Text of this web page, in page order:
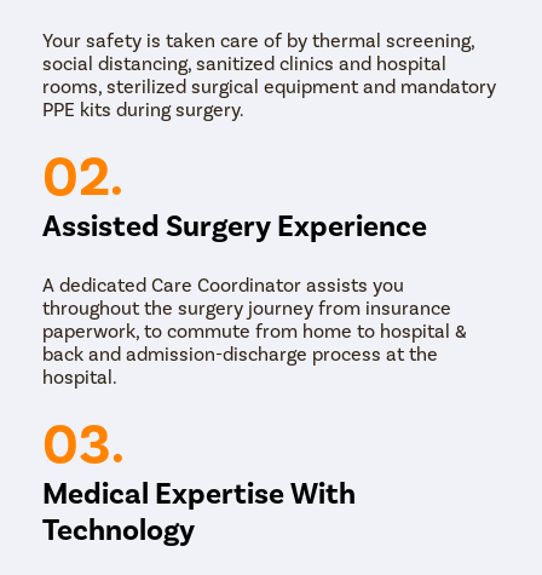
Your safety is taken care of by thermal screening,
social distancing, sanitized clinics and hospital
rooms, sterilized surgical equipment and mandatory
PPE kits during surgery.
02.
Assisted Surgery Experience
A dedicated Care Coordinator assists you
throughout the surgery journey from insurance
paperwork, to commute from home to hospital &
back and admission-discharge process at the
hospital.
03.
Medical Expertise With
Technology